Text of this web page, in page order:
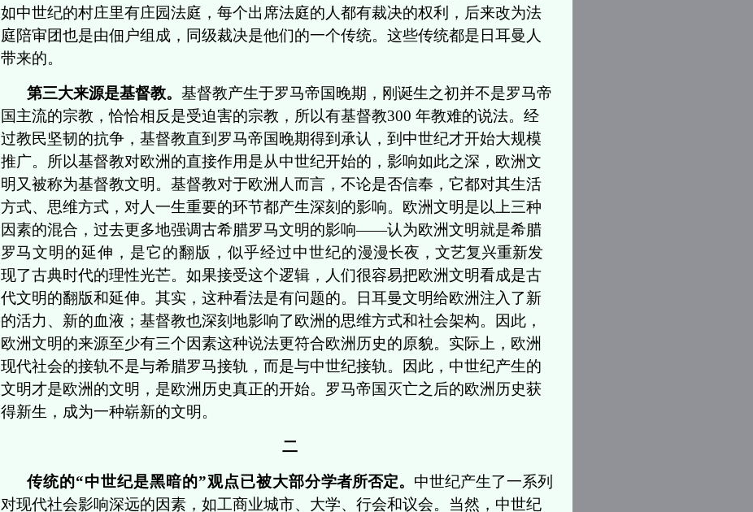
如中世纪的村庄里有庄园法庭，每个出席法庭的人都有裁决的权利，后来改为法
庭陪审团也是由佃户组成，同级裁决是他们的一个传统。这些传统都是日耳曼人
带来的。
第三大来源是基督教。 基督教产生于罗马帝国晚期，刚诞生之初并不是罗马帝
国主流的宗教，恰恰相反是受迫害的宗教，所以有基督教300 年教难的说法。经
过教民坚韧的抗争，基督教直到罗马帝国晚期得到承认，到中世纪才开始大规模
推广。所以基督教对欧洲的直接作用是从中世纪开始的，影响如此之深，欧洲文
明又被称为基督教文明。基督教对于欧洲人而言，不论是否信奉，它都对其生活
方式、思维方式，对人一生重要的环节都产生深刻的影响。欧洲文明是以上三种
因素的混合，过去更多地强调古希腊罗马文明的影响——认为欧洲文明就是希腊
罗马文明的延伸，是它的翻版，似乎经过中世纪的漫漫长夜，文艺复兴重新发
现了古典时代的理性光芒。如果接受这个逻辑，人们很容易把欧洲文明看成是古
代文明的翻版和延伸。其实，这种看法是有问题的。日耳曼文明给欧洲注入了新
的活力、新的血液；基督教也深刻地影响了欧洲的思维方式和社会架构。因此，
欧洲文明的来源至少有三个因素这种说法更符合欧洲历史的原貌。实际上，欧洲
现代社会的接轨不是与希腊罗马接轨，而是与中世纪接轨。因此，中世纪产生的
文明才是欧洲的文明，是欧洲历史真正的开始。罗马帝国灭亡之后的欧洲历史获
得新生，成为一种崭新的文明。
二
传统的“中世纪是黑暗的”观点已被大部分学者所否定。 中世纪产生了一系列
对现代社会影响深远的因素，如工商业城市、大学、行会和议会。当然，中世纪